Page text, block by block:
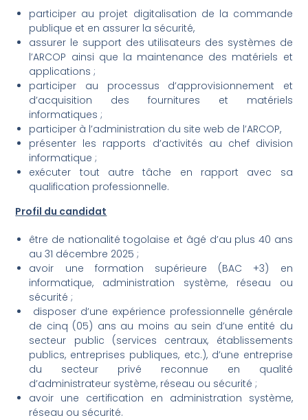
participer au projet digitalisation de la commande
publique et en assurer la sécurité,
assurer le support des utilisateurs des systèmes de
l’ARCOP ainsi que la maintenance des matériels et
applications ;
participer au processus d’approvisionnement et
d’acquisition des fournitures et matériels
informatiques ;
participer à l’administration du site web de l’ARCOP,
présenter les rapports d’activités au chef division
informatique ;
exécuter tout autre tâche en rapport avec sa
qualification professionnelle.
Profil du candidat
être de nationalité togolaise et âgé d’au plus 40 ans
au 31 décembre 2025 ;
avoir une formation supérieure (BAC +3) en
informatique, administration système, réseau ou
sécurité ;
disposer d’une expérience professionnelle générale
de cinq (05) ans au moins au sein d’une entité du
secteur public (services centraux, établissements
publics, entreprises publiques, etc.), d’une entreprise
du secteur privé reconnue en qualité
d’administrateur système, réseau ou sécurité ;
avoir une certification en administration système,
réseau ou sécurité.